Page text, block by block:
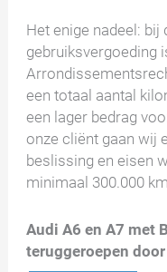
Het enige nadeel: bij
gebruiksvergoeding
een totaal aantal
een lager bedrag
onze cliënt gaan wij
beslissing en eisen
minimaal 300.000 km.
Audi A6 en A7 met
teruggeroepen door